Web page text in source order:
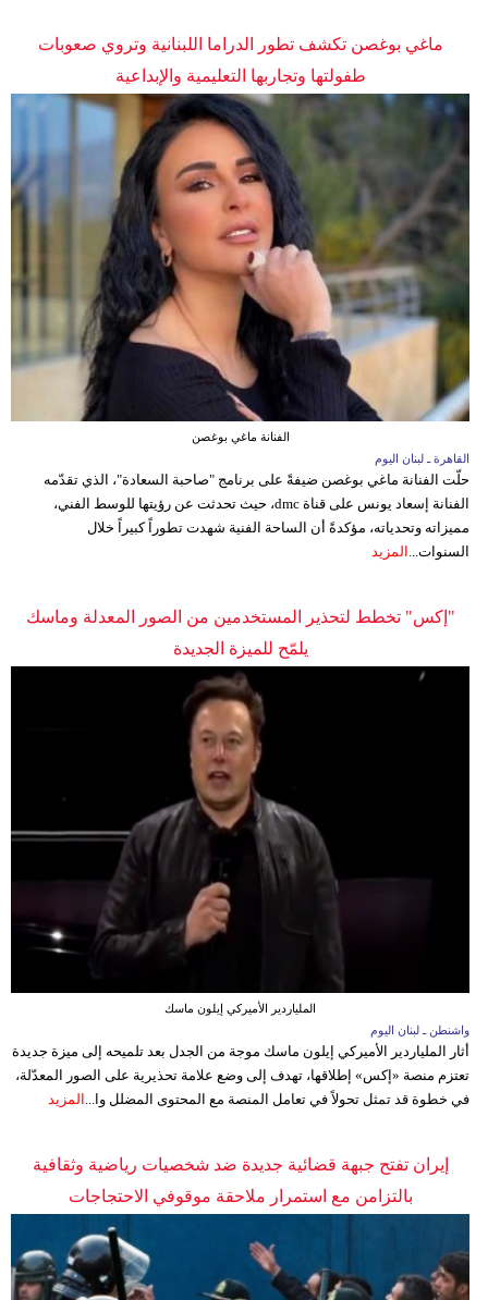
ماغي بوغصن تكشف تطور الدراما اللبنانية وتروي صعوبات
طفولتها وتجاربها التعليمية والإبداعية
الفنانة ماغي بوغصن
القاهرة ـ لبنان اليوم
حلّت الفنانة ماغي بوغصن ضيفةً على برنامج "صاحبة السعادة"، الذي تقدّمه
الفنانة إسعاد يونس على قناة dmc، حيث تحدثت عن رؤيتها للوسط الفني،
مميزاته وتحدياته، مؤكدةً أن الساحة الفنية شهدت تطوراً كبيراً خلال
السنوات... المزيد
"إكس" تخطط لتحذير المستخدمين من الصور المعدلة وماسك
يلمّح للميزة الجديدة
الملياردير الأميركي إيلون ماسك
واشنطن ـ لبنان اليوم
أثار الملياردير الأميركي إيلون ماسك موجة من الجدل بعد تلميحه إلى ميزة جديدة
تعتزم منصة «إكس» إطلاقها، تهدف إلى وضع علامة تحذيرية على الصور المعدّلة،
في خطوة قد تمثل تحولاً في تعامل المنصة مع المحتوى المضلل وا... المزيد
إيران تفتح جبهة قضائية جديدة ضد شخصيات رياضية وثقافية
بالتزامن مع استمرار ملاحقة موقوفي الاحتجاجات